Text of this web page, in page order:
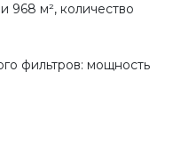
968 м², количество
фильтров: мощность